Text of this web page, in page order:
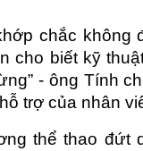
chắc không
cho biết kỹ
- ông Tính
trợ của nhân
thể thao đứt